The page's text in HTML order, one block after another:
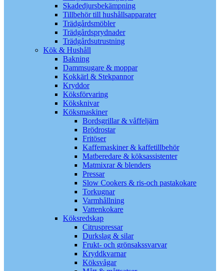
Skadedjursbekämpning
Tillbehör till hushållsapparater
Trädgårdsmöbler
Trädgårdsprydnader
Trädgårdsutrustning
Kök & Hushåll
Bakning
Dammsugare & moppar
Kokkärl & Stekpannor
Kryddor
Köksförvaring
Köksknivar
Köksmaskiner
Bordsgrillar & våffeljärn
Brödrostar
Fritöser
Kaffemaskiner & kaffetillbehör
Matberedare & köksassistenter
Matmixrar & blenders
Pressar
Slow Cookers & ris-och pastakokare
Torkugnar
Varmhållning
Vattenkokare
Köksredskap
Citruspressar
Durkslag & silar
Frukt- och grönsakssvarvar
Kryddkvarnar
Köksvågar